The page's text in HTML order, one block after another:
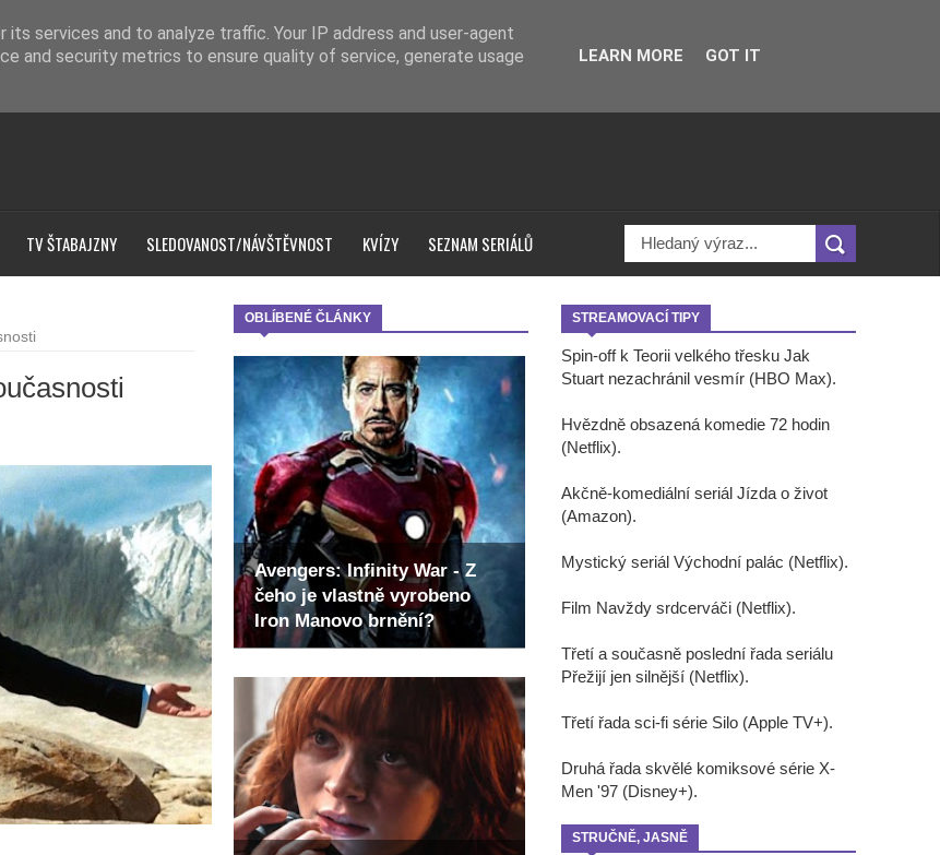
TV ŠTABAJZNY SLEDOVANOST/NÁVŠTĚVNOST KVÍZY SEZNAM SERIÁLŮ
OBLÍBENÉ ČLÁNKY
Avengers: Infinity War - Z
čeho je vlastně vyrobeno
Iron Manovo brnění?
STREAMOVACÍ TIPY
Spin-off k Teorii velkého třesku Jak
Stuart nezachránil vesmír (HBO Max).
Hvězdně obsazená komedie 72 hodin
(Netflix).
Akčně-komediální seriál Jízda o život
(Amazon).
Mystický seriál Východní palác (Netflix).
Film Navždy srdcerváči (Netflix).
Třetí a současně poslední řada seriálu
Přežijí jen silnější (Netflix).
Třetí řada sci-fi série Silo (Apple TV+).
Druhá řada skvělé komiksové série X-
Men '97 (Disney+).
STRUČNĚ, JASNĚ
services and to analyze traffic. Your IP address and user-agent
and security metrics to ensure quality of service, generate usage
LEARN MORE GOT IT